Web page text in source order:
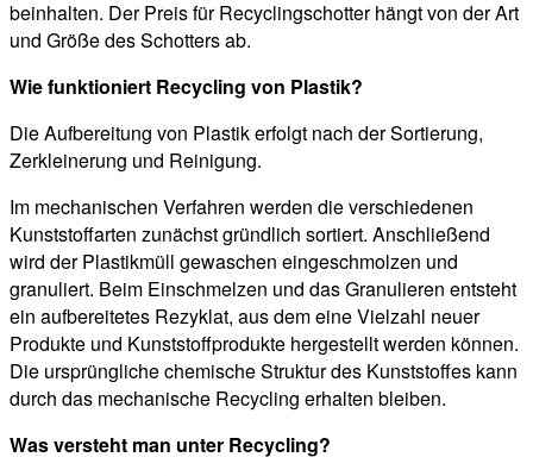
beinhalten. Der Preis für Recyclingschotter hängt von der Art
und Größe des Schotters ab.
Wie funktioniert Recycling von Plastik?
Die Aufbereitung von Plastik erfolgt nach der Sortierung,
Zerkleinerung und Reinigung.
Im mechanischen Verfahren werden die verschiedenen
Kunststoffarten zunächst gründlich sortiert. Anschließend
wird der Plastikmüll gewaschen eingeschmolzen und
granuliert. Beim Einschmelzen und das Granulieren entsteht
ein aufbereitetes Rezyklat, aus dem eine Vielzahl neuer
Produkte und Kunststoffprodukte hergestellt werden können.
Die ursprüngliche chemische Struktur des Kunststoffes kann
durch das mechanische Recycling erhalten bleiben.
Was versteht man unter Recycling?